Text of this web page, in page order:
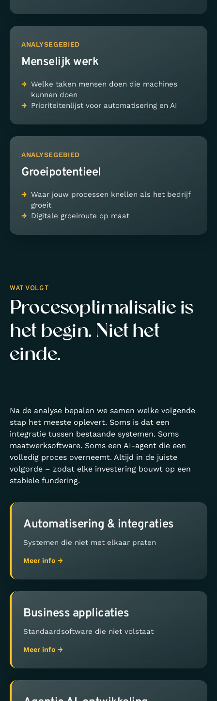
ANALYSEGEBIED
Menselijk werk
Welke taken mensen doen die machines
kunnen doen
Prioriteitenlijst voor automatisering en AI
ANALYSEGEBIED
Groeipotentieel
Waar jouw processen knellen als het bedrijf
groeit
Digitale groeiroute op maat
WAT VOLGT
Procesoptimalisatie is
het begin. Niet het
einde.
Na de analyse bepalen we samen welke volgende
stap het meeste oplevert. Soms is dat een
integratie tussen bestaande systemen. Soms
maatwerksoftware. Soms een AI-agent die een
volledig proces overneemt. Altijd in de juiste
volgorde – zodat elke investering bouwt op een
stabiele fundering.
Automatisering & integraties
Systemen die niet met elkaar praten
Meer info →
Business applicaties
Standaardsoftware die niet volstaat
Meer info →